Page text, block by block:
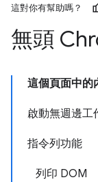
這對你有幫助嗎？
無頭
這個頁面中的
啟動無週邊工
指令列功能
列印 DOM